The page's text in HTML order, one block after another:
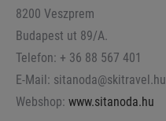
8200 Veszprem
Budapest ut 89/A.
Telefon: + 36 88 567 401
E-Mail: sitanoda@skitravel.hu
Webshop: www.sitanoda.hu